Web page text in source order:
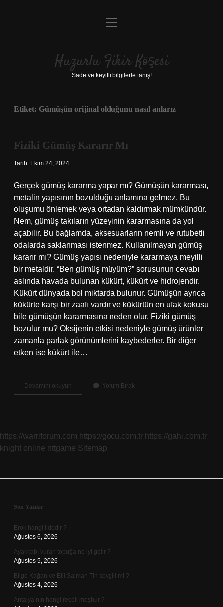
Anasayfa
Yasal Uyarı
menüyü
Huzurlu Fikir Köşesi
Sade ve keyifli bilgilerle tanış!
Etiket: Gümüşün orijinal olduğunu nasıl anlarız
Fiziki Gümüş Kararır Mı
Tarih: Ekim 24, 2024
Gerçek gümüş kararma yapar mı? Gümüşün kararması,
metalin yapısının bozulduğu anlamına gelmez. Bu
oluşumu önlemek veya ortadan kaldırmak mümkündür.
Nem, gümüş takıların yüzeyinin kararmasına da yol
açabilir. Bu bağlamda, aksesuarların nemli ve rutubetli
odalarda saklanması istenmez. Kullanılmayan gümüş
kararır mı? Gümüş yapısı nedeniyle kararmaya meyilli
bir metaldir. “Ben gümüş müyüm?” sorusunun cevabı
aslında havada bulunan kükürt, kükürt ve hidrojendir.
Kükürt dünyada bol miktarda bulunur. Gümüşün ayrıca
kükürte karşı bir zaafı vardır ve kükürtün en ufak kokusu
bile gümüşün kararmasına neden olur. Fiziki gümüş
bozulur mu? Oksijenin etkisi nedeniyle gümüş ürünler
zamanla parlak görünümlerini kaybederler. Bir diğer
etken ise kükürt ile…
Devamını okuyun
Gümüş
Yorum Bırak
https://warriforum.com https://gocu.com.tr https://gahi.com.tr
knight online nttgame Sitemap
Sidebar
Son Yazılar
Erok hangi ildedir ?
Ağustos 6, 2026
Ayakkabı vuran topuğa ne iyi gelir ?
Ağustos 5, 2026
Bilge Kağan ve Etil Salman Tin sevgili mi ?
Ağustos 4, 2026
Antalya’nın hangi reçeli meşhur ?